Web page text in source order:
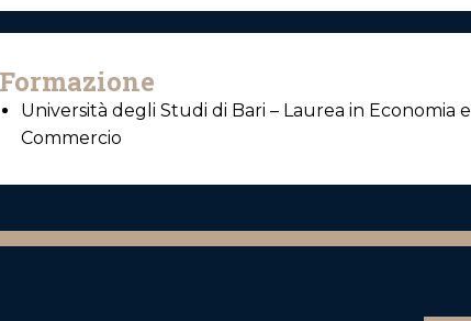
Formazione
Università degli Studi di Bari – Laurea in Economia e
Commercio